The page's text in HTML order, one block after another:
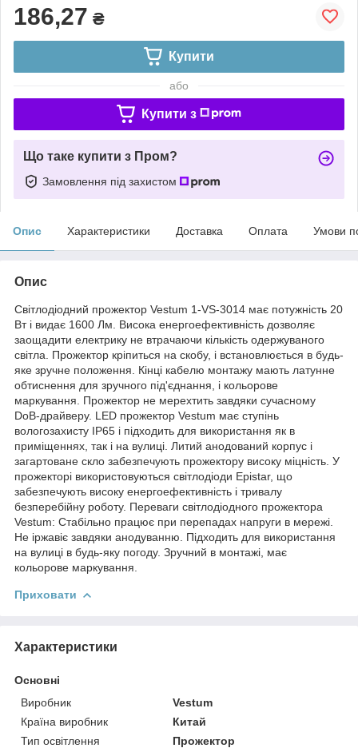
186,27 ₴
Купити
або
Купити з
Що таке купити з Пром?
Замовлення під захистом
Опис Характеристики Доставка Оплата Умови
Опис
Світлодіодний прожектор Vestum 1-VS-3014 має потужність 20
Вт і видає 1600 Лм. Висока енергоефективність дозволяє
заощадити електрику не втрачаючи кількість одержуваного
світла. Прожектор кріпиться на скобу, і встановлюється в будь-
яке зручне положення. Кінці кабелю монтажу мають латунне
обтиснення для зручного під'єднання, і кольорове
маркування. Прожектор не мерехтить завдяки сучасному
DoB-драйверу. LED прожектор Vestum має ступінь
вологозахисту IP65 і підходить для використання як в
приміщеннях, так і на вулиці. Литий анодований корпус і
загартоване скло забезпечують прожектору високу міцність. У
прожекторі використовуються світлодіоди Epistar, що
забезпечують високу енергоефективність і тривалу
безперебійну роботу. Переваги світлодіодного прожектора
Vestum: Стабільно працює при перепадах напруги в мережі.
Не іржавіє завдяки анодуванню. Підходить для використання
на вулиці в будь-яку погоду. Зручний в монтажі, має
кольорове маркування.
Приховати
Характеристики
Основні
Виробник
Vestum
Країна виробник
Китай
Тип освітлення
Прожектор